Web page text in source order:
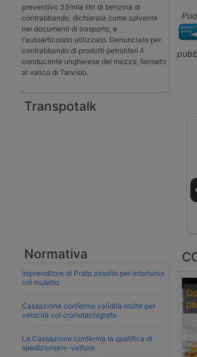
preventivo 33mila litri di benzina di
contrabbando, dichiarata come solvente
nei documenti di trasporto, e
l'autoarticolato utilizzato. Denunciato per
contrabbando di prodotti petroliferi il
conducente ungherese del mezzo, fermato
al valico di Tarvisio.
Transpotalk
Normativa
Imprenditore di Prato assolto per infortunio
col muletto
Cassazione conferma validità multe per
velocità col cronotachigrafo
La Cassazione conferma la qualifica di
spedizioniere-vettore
pari: Nicoleta tra